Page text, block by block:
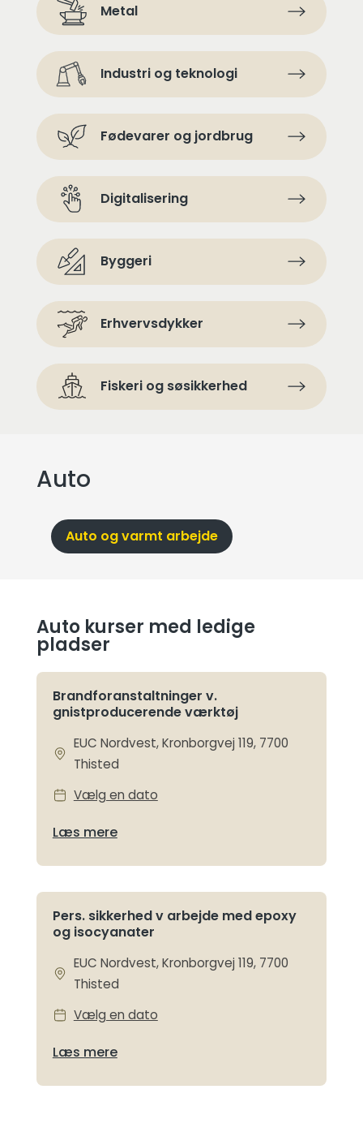
Metal
Industri og teknologi
Fødevarer og jordbrug
Digitalisering
Byggeri
Erhvervsdykker
Fiskeri og søsikkerhed
Auto
Auto og varmt arbejde
Auto kurser med ledige
pladser
Brandforanstaltninger v.
gnistproducerende værktøj
EUC Nordvest, Kronborgvej 119, 7700
Thisted
Vælg en dato
Læs mere
Pers. sikkerhed v arbejde med epoxy
og isocyanater
EUC Nordvest, Kronborgvej 119, 7700
Thisted
Vælg en dato
Læs mere